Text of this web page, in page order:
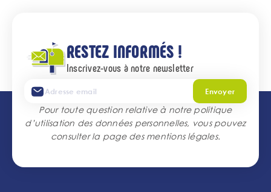
RESTEZ INFORMÉS !
Inscrivez-vous à notre newsletter
Envoyer
Pour toute question relative à notre politique
d’utilisation des données personnelles, vous pouvez
consulter la page desmentions légales.